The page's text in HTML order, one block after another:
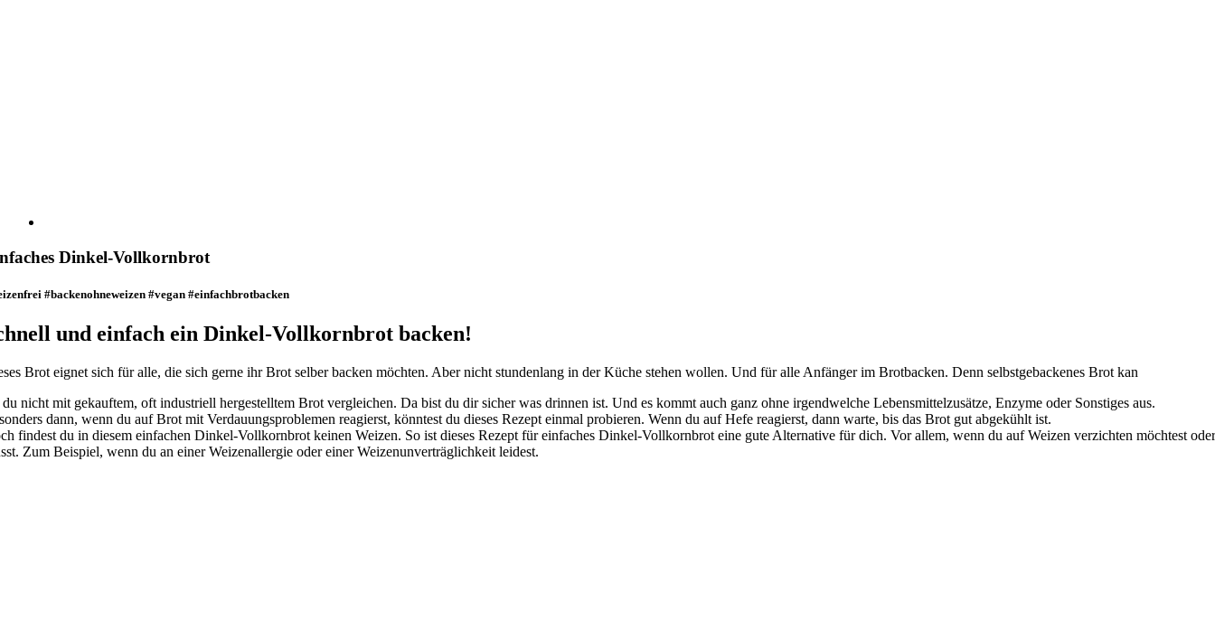
Dinkel-Vollkornbrot
#backenohneweizen #vegan #einfachbrotbacken
und einfach ein Dinkel-Vollkornbrot backen!
Brot eignet sich für alle, die sich gerne ihr Brot selber backen möchten. Aber nicht stundenlang in der Küche stehen wollen. Und für alle Anfänger im Brotbacken. Denn selbstgebackenes Brot kan
du nicht mit gekauftem, oft industriell hergestelltem Brot vergleichen. Da bist du dir sicher was drinnen ist. Und es kommt auch ganz ohne irgendwelche Lebensmittelzusätze, Enzyme oder Sonstiges aus.
dann, wenn du auf Brot mit Verdauungsproblemen reagierst, könntest du dieses Rezept einmal probieren. Wenn du auf Hefe reagierst, dann warte, bis das Brot gut abgekühlt ist.
findest du in diesem einfachen Dinkel-Vollkornbrot keinen Weizen. So ist dieses Rezept für einfaches Dinkel-Vollkornbrot eine gute Alternative für dich. Vor allem, wenn du auf Weizen verzichten möchtest
Zum Beispiel, wenn du an einer Weizenallergie oder einer Weizenunverträglichkeit leidest.